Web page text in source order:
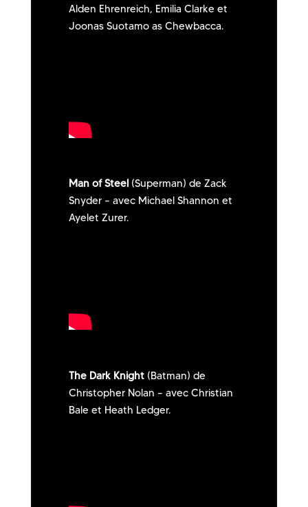
Alden Ehrenreich, Emilia Clarke et
Joonas Suotamo as Chewbacca.
Man of Steel (Superman) de Zack
Snyder – avec Michael Shannon et
Ayelet Zurer.
The Dark Knight(Batman) de
Christopher Nolan – avec Christian
Bale et Heath Ledger.